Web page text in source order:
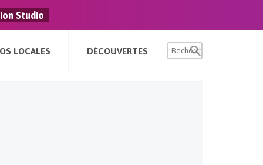
Studio
LOCALES DÉCOUVERTES